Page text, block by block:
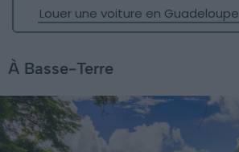
Louer une voiture en Guadeloupe
À Basse-Terre